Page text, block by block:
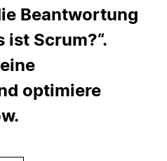
Beantwortung
ist Scrum?“.
optimiere